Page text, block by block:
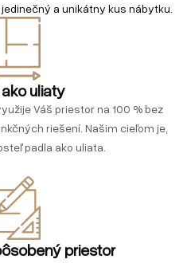
a unikátny kus nábytku.
uliaty
Váš priestor na 100 % bez
riešení. Našim cieľom je,
padla ako uliata.
priestor